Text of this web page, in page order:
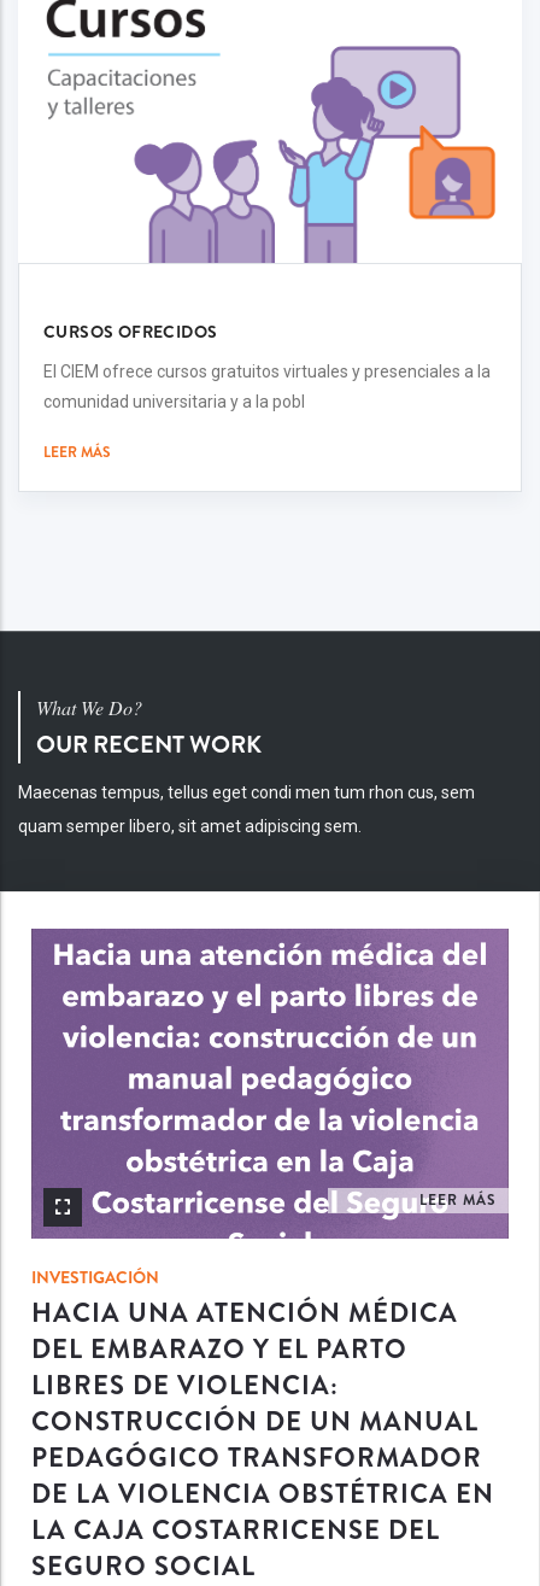
CURSOS OFRECIDOS
El CIEM ofrece cursos gratuitos virtuales y presenciales a la
comunidad universitaria y a la pobl
LEER MÁS
What We Do?
OUR RECENT WORK
Maecenas tempus, tellus eget condi men tum rhon cus, sem
quam semper libero, sit amet adipiscing sem.
LEER MÁS
INVESTIGACIÓN
HACIA UNA ATENCIÓN MÉDICA
DEL EMBARAZO Y EL PARTO
LIBRES DE VIOLENCIA:
CONSTRUCCIÓN DE UN MANUAL
PEDAGÓGICO TRANSFORMADOR
DE LA VIOLENCIA OBSTÉTRICA EN
LA CAJA COSTARRICENSE DEL
SEGURO SOCIAL